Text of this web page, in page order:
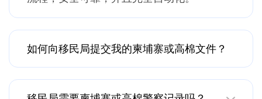
如何向移民局提交我的柬埔寨或高棉文件？